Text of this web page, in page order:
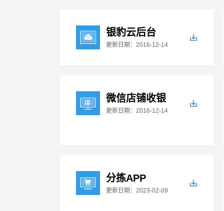
银豹云后台
更新日期：2016-12-14
微信店铺收银
更新日期：2016-12-14
分拣APP
更新日期：2023-02-09